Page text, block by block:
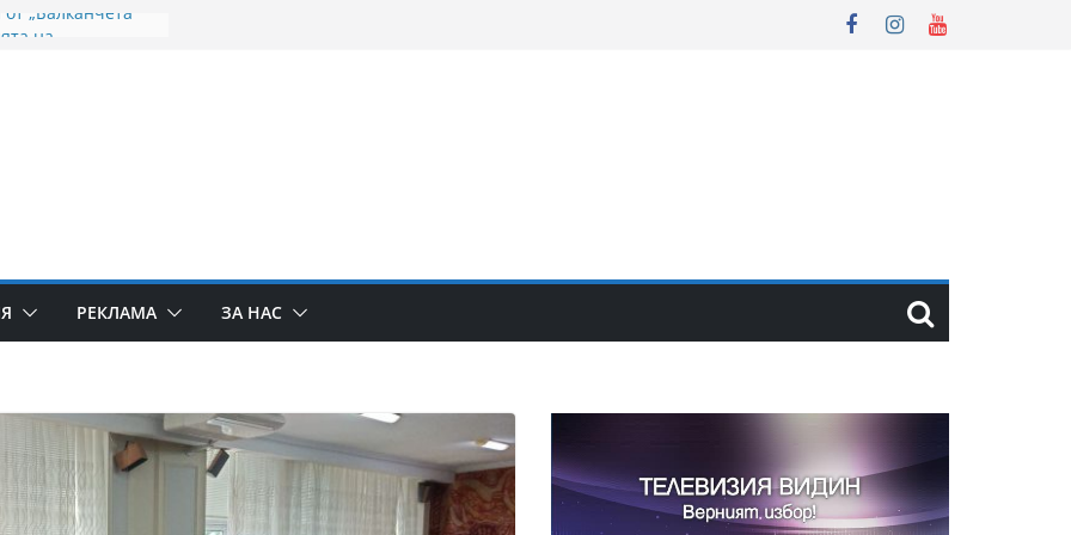
„Балканчета“
икона на
пристига
продължава
целевата помощ
на Дунав не
с
РЕКЛАМА ЗА НАС